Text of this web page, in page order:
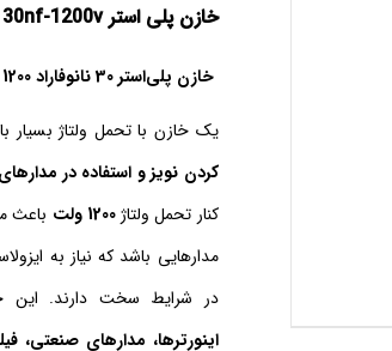
خازن پلی استر 30nf-1200v
خازن پلی‌استر 30 نانوفاراد 1200 ولت
یک خازن با تحمل ولتاژ بسیار
کردن نویز و استفاده در
کنار تحمل ولتاژ1200 ولت
باعث
مدارهایی باشد که نیاز به
در شرایط سخت دارند. این
اینورترها، مدارهای صنعتی،